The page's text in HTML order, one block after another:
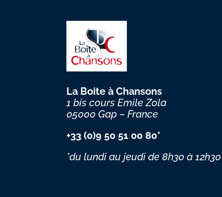
La Boite à Chansons
1 bis cours Emile Zola
05000 Gap – France
+33 (0)9 50 51 00 80*
*du lundi au jeudide 8h30 à 12h30